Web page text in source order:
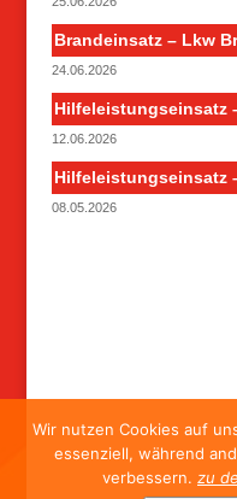
Brandeinsatz – Lkw
24.06.2026
Hilfeleistungseinsatz
12.06.2026
Hilfeleistungseinsatz
08.05.2026
Wir nutzen Cookies auf
essenziell, während
verbessern. zu